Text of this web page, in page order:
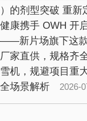
机，规避项目重
场景解析
2026-07-